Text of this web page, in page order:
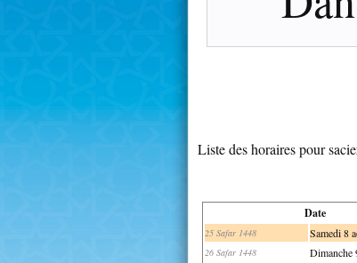
Liste des horaires pour
Date
25 Safar 1448 Samedi 8
26 Safar 1448 Dimanche